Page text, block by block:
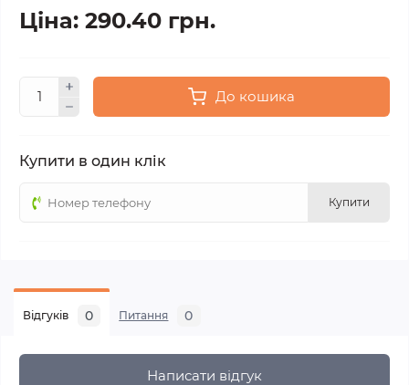
Ціна: 290.40 грн.
До кошика
Купити в один клік
Купити
Відгуків 0 Питання 0
Написати відгук